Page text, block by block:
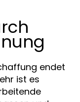
endet
ist es